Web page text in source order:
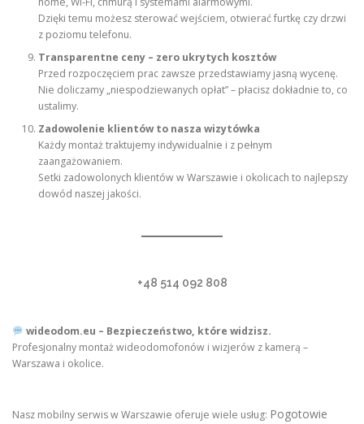
Dzięki temu możesz sterować wejściem, otwierać furtkę czy drzwi
z poziomu telefonu.
Transparentne ceny – zero ukrytych kosztów
Przed rozpoczęciem prac zawsze przedstawiamy jasną wycenę.
Nie doliczamy „niespodziewanych opłat” – płacisz dokładnie to, co
ustalimy.
Zadowolenie klientów to nasza wizytówka
Każdy montaż traktujemy indywidualnie i z pełnym
zaangażowaniem.
Setki zadowolonych klientów w Warszawie i okolicach to najlepszy
dowód naszej jakości.
+48 514 092 808
wideodom.eu – Bezpieczeństwo, które widzisz.
Profesjonalny montaż wideodomofonów i wizjerów z kamerą –
Warszawa i okolice.
Nasz mobilny serwis w Warszawie oferuje wiele usług: Pogotowie